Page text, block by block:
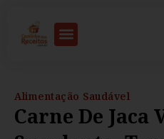
Alimentação Saudável
Carne De Jaca